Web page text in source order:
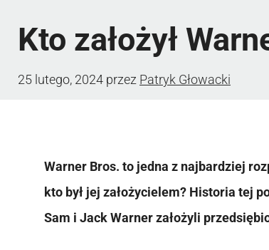
Kto założył
25 lutego, 2024 przez Patryk Głowacki
Warner Bros. to jedna z najbardziej
kto był jej założycielem? Historia tej
Sam i Jack Warner założyli